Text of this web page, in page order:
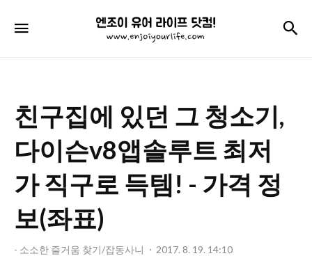
엔
조
어
라
이
프
컴!
친구집에 있던 그 청소기,
다이슨v8앱솔루트 최저
가 직구로 득템! - 가격 정
보(좌표)
- 소소한 즐거움 찾기/잡동사니 2017. 8. 19. 14:10